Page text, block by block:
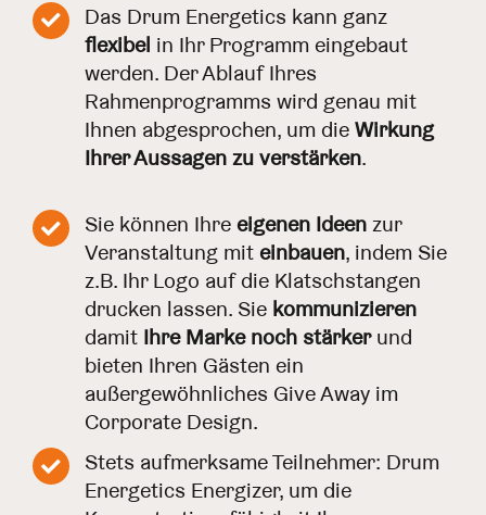
Das Drum Energetics kann ganz
flexibel in Ihr Programm eingebaut
werden. Der Ablauf Ihres
Rahmenprogramms wird genau mit
Ihnen abgesprochen, um dieWirkung
Ihrer Aussagen zu verstärken.
Sie können Ihreeigenen Ideenzur
Veranstaltung miteinbauen, indem Sie
z.B. Ihr Logo auf die Klatschstangen
drucken lassen. Sie kommunizieren
damit Ihre Marke noch stärkerund
bieten Ihren Gästen ein
außergewöhnliches Give Away im
Corporate Design.
Stets aufmerksame Teilnehmer: Drum
Energetics Energizer, um die